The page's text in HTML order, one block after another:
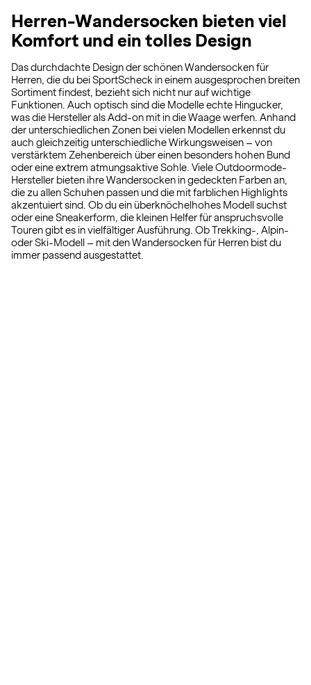
Herren-Wandersocken bieten viel
Komfort und ein tolles Design
Das durchdachte Design der schönen Wandersocken für
Herren, die du bei SportScheck in einem ausgesprochen breiten
Sortiment findest, bezieht sich nicht nur auf wichtige
Funktionen. Auch optisch sind die Modelle echte Hingucker,
was die Hersteller als Add-on mit in die Waage werfen. Anhand
der unterschiedlichen Zonen bei vielen Modellen erkennst du
auch gleichzeitig unterschiedliche Wirkungsweisen – von
verstärktem Zehenbereich über einen besonders hohen Bund
oder eine extrem atmungsaktive Sohle. Viele Outdoormode-
Hersteller bieten ihre Wandersocken in gedeckten Farben an,
die zu allen Schuhen passen und die mit farblichen Highlights
akzentuiert sind. Ob du ein überknöchelhohes Modell suchst
oder eine Sneakerform, die kleinen Helfer für anspruchsvolle
Touren gibt es in vielfältiger Ausführung. Ob Trekking-, Alpin-
oder Ski-Modell – mit den Wandersocken für Herren bist du
immer passend ausgestattet.